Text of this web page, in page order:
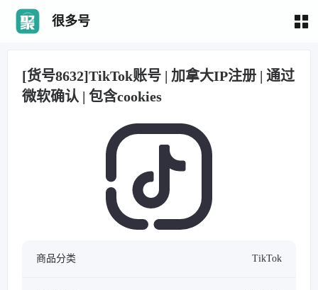
很多号
[货号8632]TikTok账号 | 加拿大IP注册 | 通过
微软确认 | 包含cookies
商品分类 TikTok